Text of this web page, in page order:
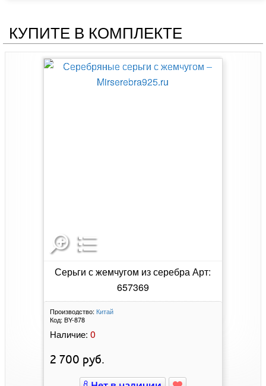
КУПИТЕ В КОМПЛЕКТЕ
Серьги с жемчугом из серебра Арт:
657369
Производство: Китай
Код: BY-878
Наличие: 0
2 700 руб.